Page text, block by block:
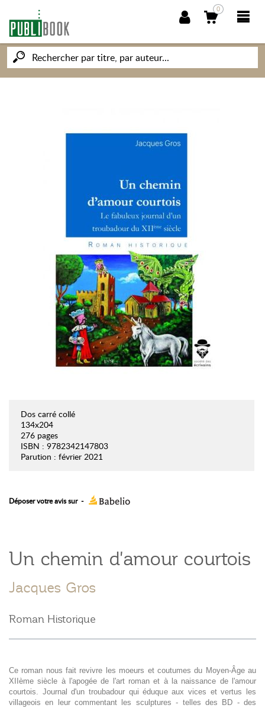
0
NOUVEAUTÉS
SOCIÉTÉ DES ÉCRIVAINS
MON PETIT ÉDITEUR
Dos carré collé
134x204
276 pages
ISBN : 9782342147803
Parution : février 2021
Déposer votre avis sur -
Un chemin d'amour courtois
Jacques Gros
Roman Historique
Ce roman nous fait revivre les moeurs et coutumes du Moyen-Âge au
XIIème siècle à l'apogée de l'art roman et à la naissance de l'amour
courtois. Journal d'un troubadour qui éduque aux vices et vertus les
villageois en leur commentant les sculptures - telles des BD - des